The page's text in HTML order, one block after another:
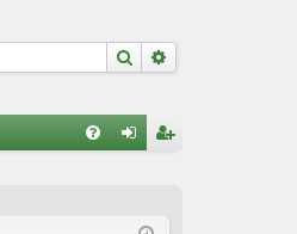
Suche